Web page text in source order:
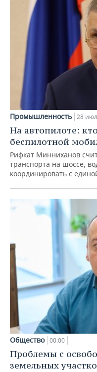
Промышленность 28
На автопилоте:
беспилотной
Рифкат Минниханов
транспорта на шоссе,
координировать с
Общество 00:00
Проблемы с
земельных